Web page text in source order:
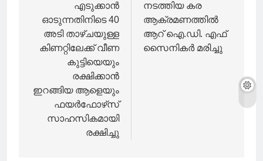
എടുക്കാൻ
ഓടുന്നതിനിടെ 40
അടി താഴ്ചയുള്ള
കിണറ്റിലേക്ക് വീണ
കുട്ടിയെയും
രക്ഷിക്കാൻ
ഇറങ്ങിയ ആളെയും
ഫയർഫോഴ്‌സ്
സാഹസികമായി
രക്ഷിച്ചു
നടത്തിയ കര
ആക്രമണത്തിൽ
ആറ് ഐ.ഡി. എഫ്
സൈനികർ മരിച്ചു